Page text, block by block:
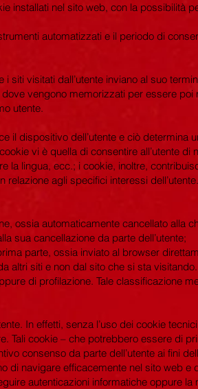
installati nel sito web, con la possibilità
automatizzati e il periodo di
visitati dall’utente inviano al suo
vengono memorizzati per essere poi
utente.
il dispositivo dell’utente e ciò determina
vi è quella di consentire all’utente di
la lingua, ecc.; i cookie, inoltre,
agli specifici interessi dell’utente.
ossia automaticamente cancellato alla
sua cancellazione da parte dell’utente;
parte, ossia inviato al browser
altri siti e non dal sito che si sta visitando.
di profilazione. Tale classificazione
In effetti, senza l’uso dei cookie
Tali cookie – che potrebbero essere di
consenso da parte dell’utente ai fini
di navigare efficacemente nel sito web e
autenticazioni informatiche oppure la